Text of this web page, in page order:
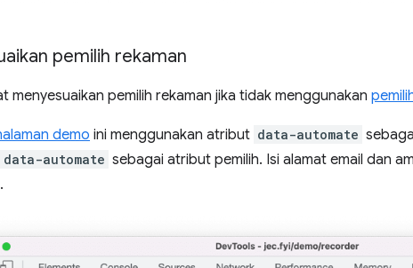
pemilih rekaman
menyesuaikan pemilih rekaman jika tidak menggunakan
demo ini menggunakan atribut data-automate
data-automate sebagai atribut pemilih. Isi alamat email dan